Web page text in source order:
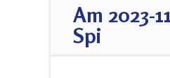
Am 2023-
Spi